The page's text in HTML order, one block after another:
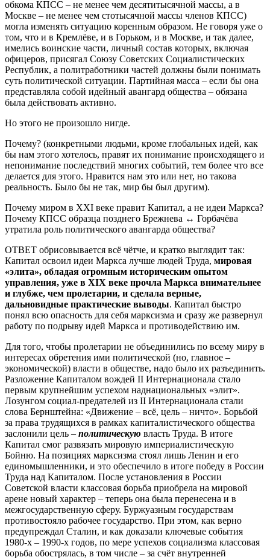
обкома КПСС – не менее чем десятитысячной массы, а в
Москве – не менее чем стотысячной массы членов КПСС)
могла изменять ситуацию коренным образом. Не говоря уже о
том, что и в Кремлёве, и в Горьком, и в Москве, и так далее,
имелись воинские части, личный состав которых, включая
офицеров, присягал Союзу Советских Социалистических
Республик, а политработники частей должны были понимать
суть политической ситуации. Партийная масса – если бы она
представляла собой идейный авангард общества – обязана
была действовать активно.
Но этого не произошло нигде.
Почему? (конкретными людьми, кроме глобальных идей, как
бы нам этого хотелось, правят их понимание происходящего и
непонимание последствий многих событий, тем более что все
делается для этого. Нравится нам это или нет, но такова
реальность. Было бы не так, мир бы был другим).
Почему миром в XXI веке правит Капитал, а не идеи Маркса?
Почему КПСС образца позднего Брежнева ↔ Горбачёва
утратила роль политического авангарда общества?
ОТВЕТ обрисовывается всё чётче, и кратко выглядит так:
Капитал освоил идеи Маркса лучше людей Труда, мировая
«элита», обладая огромным историческим опытом
управления, уже в XIX веке прочла Маркса внимательнее
и глубже, чем пролетарии, и сделала верные,
дальновидные практические выводы. Капитал быстро
понял всю опасность для себя марксизма и сразу же развернул
работу по подрыву идей Маркса и противодействию им.
Для того, чтобы пролетарии не объединились по всему миру в
интересах обретения ими политической (но, главное –
экономической) власти в обществе, надо было их разъединить.
Разложение Капиталом вождей II Интернационала стало
первым крупнейшим успехом наднациональных «элит».
Лозунгом социал-предателей из II Интернационала стали
слова Бернштейна: «Движение – всё, цель – ничто». Борьбой
за права трудящихся в рамках капиталистического общества
заслонили цель – политическую власть Труда. В итоге
Капитал смог развязать мировую империалистическую
Бойню. На позициях марксизма стоял лишь Ленин и его
единомышленники, и это обеспечило в итоге победу в России
Труда над Капиталом. После установления в России
Советской власти классовая борьба приобрела на мировой
арене новый характер – теперь она была перенесена и в
межгосударственную сферу. Буржуазным государствам
противостояло рабочее государство. При этом, как верно
предупреждал Сталин, и как доказали ключевые события
1980-х – 1990-х годов, по мере успехов социализма классовая
борьба обострялась, в том числе – за счёт внутренней